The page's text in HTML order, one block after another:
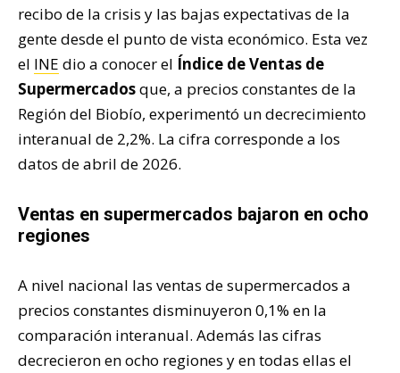
recibo de la crisis y las bajas expectativas de la
gente desde el punto de vista económico. Esta vez
el INE dio a conocer el Índice de Ventas de
Supermercadosque, a precios constantes de la
Región del Biobío, experimentó un decrecimiento
interanual de 2,2%. La cifra corresponde a los
datos de abril de 2026.
Ventas en supermercados bajaron en ocho
regiones
A nivel nacional las ventas de supermercados a
precios constantes disminuyeron 0,1% en la
comparación interanual. Además las cifras
decrecieron en ocho regiones y en todas ellas el